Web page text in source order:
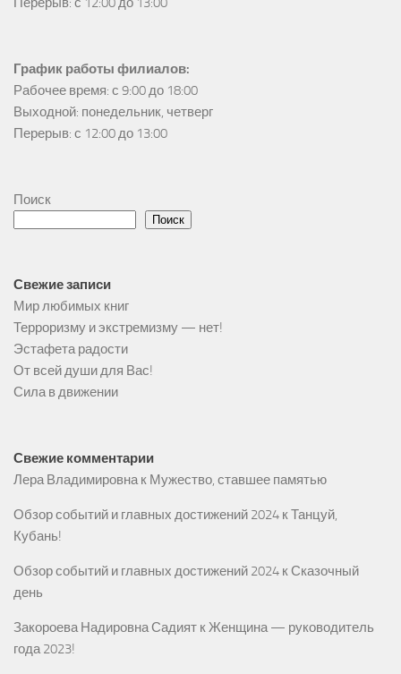
График работы филиалов:
Рабочее время: с 9:00 до 18:00
Выходной: понедельник, четверг
Перерыв: с 12:00 до 13:00
Поиск
Поиск
Свежие записи
Мир любимых книг
Терроризму и экстремизму — нет!
Эстафета радости
От всей души для Вас!
Сила в движении
Свежие комментарии
Лера Владимировнак Мужество, ставшее памятью
Обзор событий и главных достижений 2024 кТанцуй,
Кубань!
Обзор событий и главных достижений 2024 кСказочный
день
Закороева Надировна Садият кЖенщина — руководитель
года 2023!